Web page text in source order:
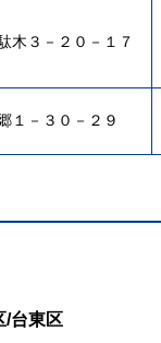
木３－２０－１７
１－３０－２９
/台東区